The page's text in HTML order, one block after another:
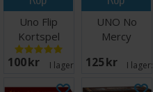
Uno Flip
Kortspel
100 SEK I lager: 20+
UNO No
Mercy
125 SEK I lager: